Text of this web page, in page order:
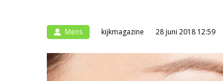
Mens kijkmagazine 28 juni 2018 12:59